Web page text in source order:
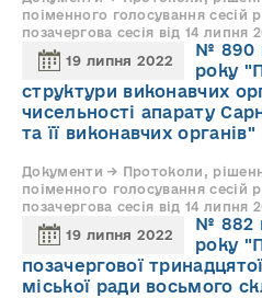
поіменного голосування сесій
позачергова сесія від 14 липня
19 липня 2022
№ 890
року
структури виконавчих
чисельності апарату
та її виконавчих органів"
Документи → Протоколи,
поіменного голосування сесій
позачергова сесія від 14 липня
19 липня 2022
№ 882
року
позачергової
міської ради восьмого